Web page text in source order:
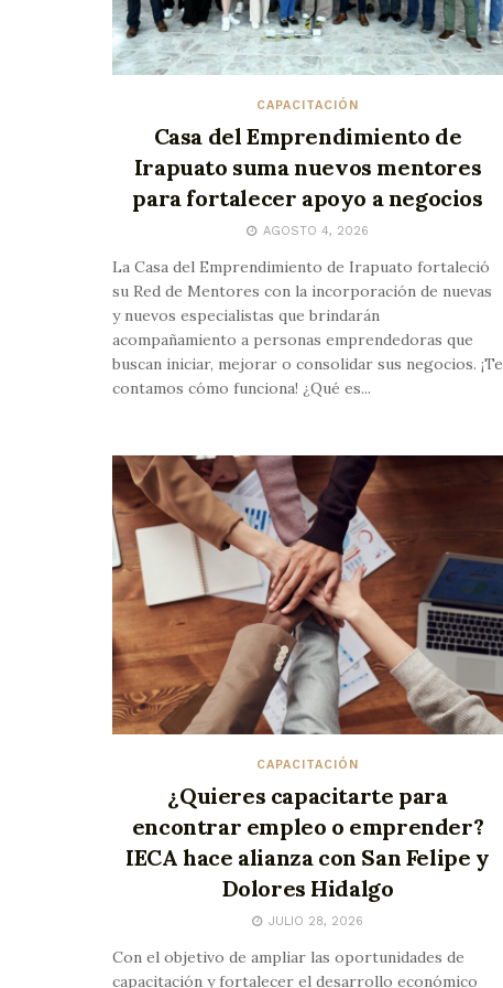
CAPACITACIÓN
Casa del Emprendimiento de
Irapuato suma nuevos mentores
para fortalecer apoyo a negocios
AGOSTO 4, 2026
La Casa del Emprendimiento de Irapuato fortaleció
su Red de Mentores con la incorporación de nuevas
y nuevos especialistas que brindarán
acompañamiento a personas emprendedoras que
buscan iniciar, mejorar o consolidar sus negocios. ¡Te
contamos cómo funciona! ¿Qué es...
CAPACITACIÓN
¿Quieres capacitarte para
encontrar empleo o emprender?
IECA hace alianza con San Felipe y
Dolores Hidalgo
JULIO 28, 2026
Con el objetivo de ampliar las oportunidades de
capacitación y fortalecer el desarrollo económico